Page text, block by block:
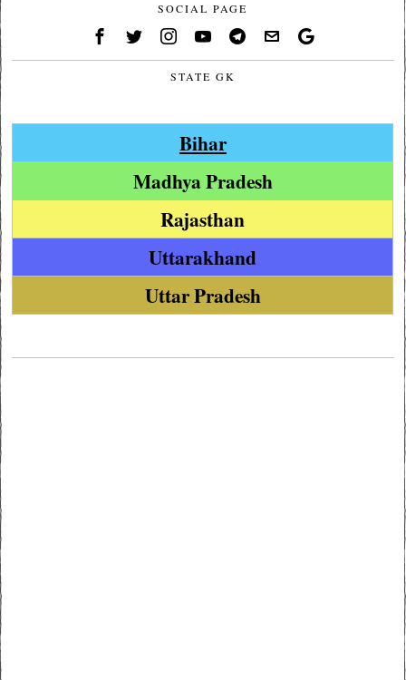
SOCIAL PAGE
STATE GK
Bihar
Madhya Pradesh
Rajasthan
Uttarakhand
Uttar Pradesh